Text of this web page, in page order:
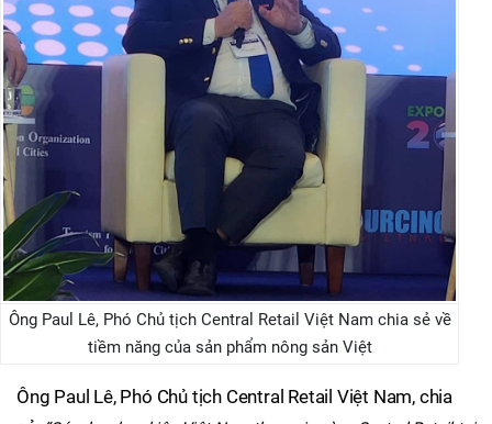
Ông Paul Lê, Phó Chủ tịch Central Retail Việt Nam chia sẻ về
tiềm năng của sản phẩm nông sản Việt
Ông Paul Lê, Phó Chủ tịch Central Retail Việt Nam, chia